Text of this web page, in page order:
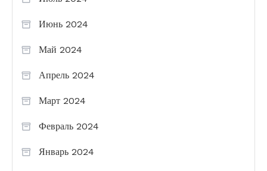
Июнь 2024
Май 2024
Апрель 2024
Март 2024
Февраль 2024
Январь 2024